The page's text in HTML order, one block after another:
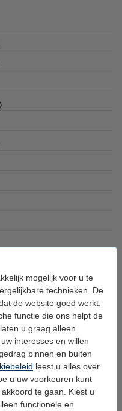
mogelijk voor u te
technieken. De
de website goed werkt.
functie die ons helpt de
u graag alleen
interesses en willen
binnen en buiten
leest u alles over
u uw voorkeuren kunt
te gaan. Kiest u
functionele en